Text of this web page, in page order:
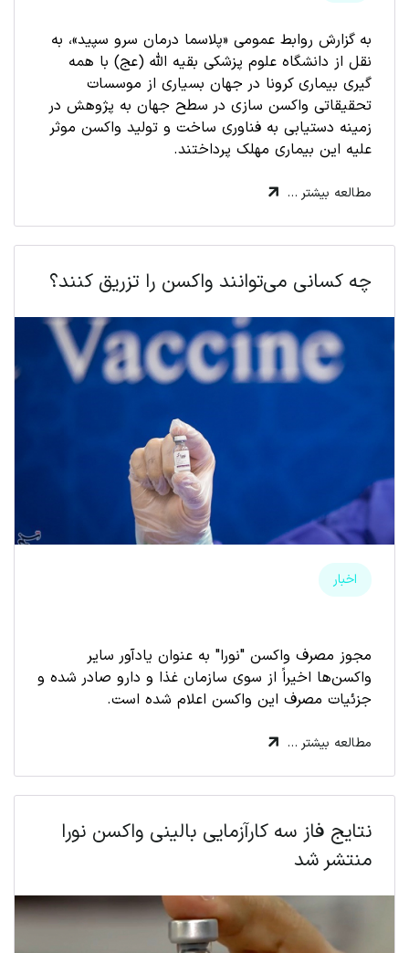
به گزارش روابط عمومی «پلاسما درمان سرو سپید»، به
نقل از دانشگاه علوم پزشکی بقیه الله (عج) با همه
گیری بیماری کرونا در جهان بسیاری از موسسات
تحقیقاتی واکسن سازی در سطح جهان به پژوهش در
زمینه دستیابی به فناوری ساخت و تولید واکسن موثر
علیه این بیماری مهلک پرداختند.
مطالعه بیشتر …
چه کسانی می‌توانند واکسن را تزریق کنند؟
اخبار
مجوز مصرف واکسن "نورا" به عنوان یادآور سایر
واکسن‌ها اخیراً از سوی سازمان غذا و دارو صادر شده و
جزئیات مصرف این واکسن اعلام شده است.
مطالعه بیشتر …
نتایج فاز سه کارآزمایی بالینی واکسن نورا
منتشر شد